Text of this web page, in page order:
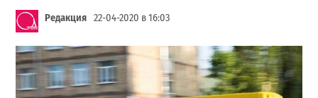
Редакция 22-04-2020 в 16:03